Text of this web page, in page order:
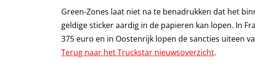
Green-Zones laat niet na te benadrukken dat het
geldige sticker aardig in de papieren kan lopen. In
375 euro en in Oostenrijk lopen de sancties uiteen
Terug naar het Truckstar nieuwsoverzicht.